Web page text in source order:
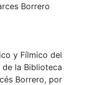
Borrero
y Fílmico del
la Biblioteca
Borrero, por